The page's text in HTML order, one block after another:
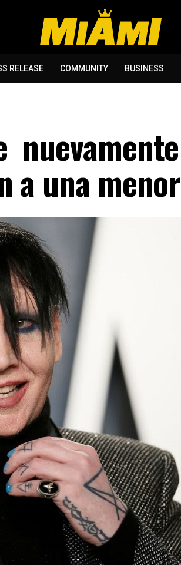
RELEASE COMMUNITY BUSINESS
nuevamente
a una menor